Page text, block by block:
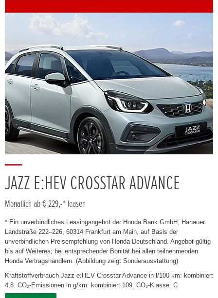
JAZZ E:HEV CROSSTAR ADVANCE
Monatlich ab € 229,-* leasen
* Ein unverbindliches Leasingangebot der Honda Bank GmbH, Hanauer
Landstraße 222–226, 60314 Frankfurt am Main, auf Basis der
unverbindlichen Preisempfehlung von Honda Deutschland. Angebot gültig
bis auf Weiteres; bei entsprechender Bonität bei allen teilnehmenden
Honda Vertragshändlern. (Abbildung zeigt Sonderausstattung)
Kraftstoffverbrauch Jazz e:HEV Crosstar Advance in l/100 km: kombiniert
4,8. CO₂-Emissionen in g/km: kombiniert 109. CO₂-Klasse: C.